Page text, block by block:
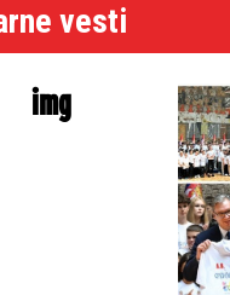
vesti